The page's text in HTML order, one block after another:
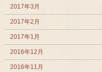
2017年3月
2017年2月
2017年1月
2016年12月
2016年11月